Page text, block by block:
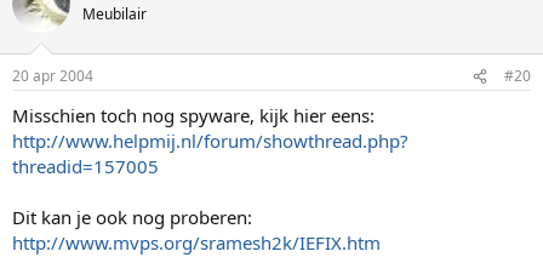
Meubilair
20 apr 2004 #20
Misschien toch nog spyware, kijk hier eens:
http://www.helpmij.nl/forum/showthread.php?
threadid=157005
Dit kan je ook nog proberen:
http://www.mvps.org/sramesh2k/IEFIX.htm